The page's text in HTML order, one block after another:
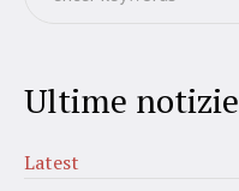
Ultime notizie
Latest